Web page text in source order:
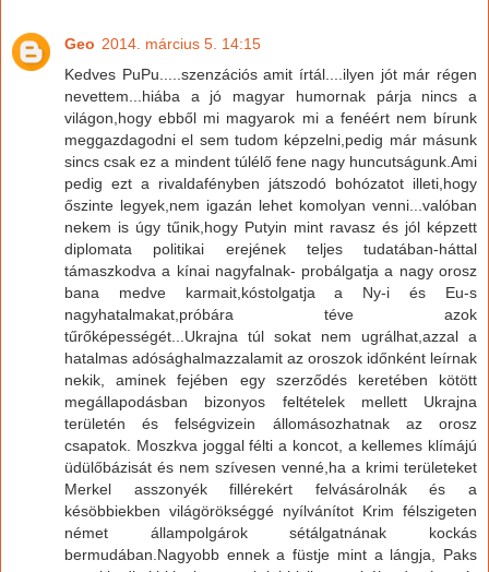
Geo 2014. március 5. 14:15
Kedves PuPu.....szenzációs amit írtál....ilyen jót már régen
nevettem...hiába a jó magyar humornak párja nincs a
világon,hogy ebből mi magyarok mi a fenéért nem bírunk
meggazdagodni el sem tudom képzelni,pedig már másunk
sincs csak ez a mindent túlélő fene nagy huncutságunk.Ami
pedig ezt a rivaldafényben játszodó bohózatot illeti,hogy
őszinte legyek,nem igazán lehet komolyan venni...valóban
nekem is úgy tűnik,hogy Putyin mint ravasz és jól képzett
diplomata politikai erejének teljes tudatában-háttal
támaszkodva a kínai nagyfalnak- probálgatja a nagy orosz
bana medve karmait,kóstolgatja a Ny-i és Eu-s
nagyhatalmakat,próbára téve azok
tűrőképességét...Ukrajna túl sokat nem ugrálhat,azzal a
hatalmas adósághalmazzalamit az oroszok időnként leírnak
nekik, aminek fejében egy szerződés keretében kötött
megállapodásban bizonyos feltételek mellett Ukrajna
területén és felségvizein állomásozhatnak az orosz
csapatok. Moszkva joggal félti a koncot, a kellemes klímájú
üdülőbázisát és nem szívesen venné,ha a krimi területeket
Merkel asszonyék fillérekért felvásárolnák és a
késöbbiekben világörökséggé nyílvánítot Krim félszigeten
német állampolgárok sétálgatnának kockás
bermudában.Nagyobb ennek a füstje mint a lángja, Paks